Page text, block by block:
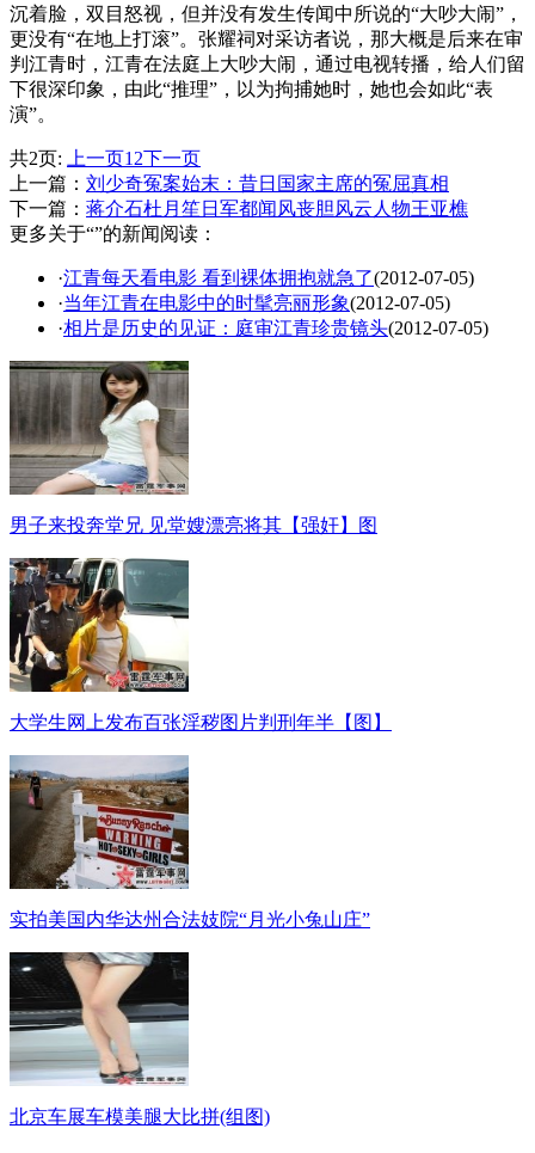
沉着脸，双目怒视，但并没有发生传闻中所说的“大吵大闹”，
更没有“在地上打滚”。张耀祠对采访者说，那大概是后来在审
判江青时，江青在法庭上大吵大闹，通过电视转播，给人们留
下很深印象，由此“推理”，以为拘捕她时，她也会如此“表
演”。
共2页: 上一页1 2下一页
上一篇： 刘少奇冤案始末：昔日国家主席的冤屈真相
下一篇： 蒋介石杜月笙日军都闻风丧胆风云人物王亚樵
更多关于“”的新闻阅读：
·江青每天看电影 看到裸体拥抱就急了(2012-07-05)
·当年江青在电影中的时髦亮丽形象(2012-07-05)
·相片是历史的见证：庭审江青珍贵镜头(2012-07-05)
男子来投奔堂兄 见堂嫂漂亮将其【强奸】图
大学生网上发布百张淫秽图片判刑年半【图】
实拍美国内华达州合法妓院“月光小兔山庄”
北京车展车模美腿大比拼(组图)